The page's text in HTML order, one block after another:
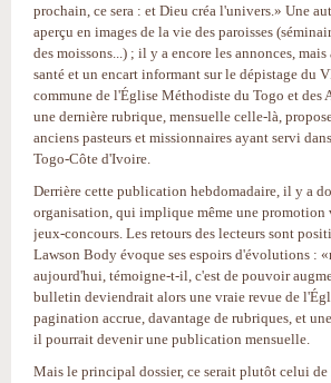
prochain, ce sera : et Dieu créa l'univers.» Une
aperçu en images de la vie des paroisses
des moissons...) ; il y a encore les annonces,
santé et un encart informant sur le dépistage du
commune de l'Église Méthodiste du Togo et des
une dernière rubrique, mensuelle celle-là,
anciens pasteurs et missionnaires ayant servi
Togo-Côte d'Ivoire.
Derrière cette publication hebdomadaire, il y a
organisation, qui implique même une promotion
jeux-concours. Les retours des lecteurs sont
Lawson Body évoque ses espoirs d'évolutions :
aujourd'hui, témoigne-t-il, c'est de pouvoir
bulletin deviendrait alors une vraie revue de
pagination accrue, davantage de rubriques, et
il pourrait devenir une publication mensuelle.
Mais le principal dossier, ce serait plutôt celui